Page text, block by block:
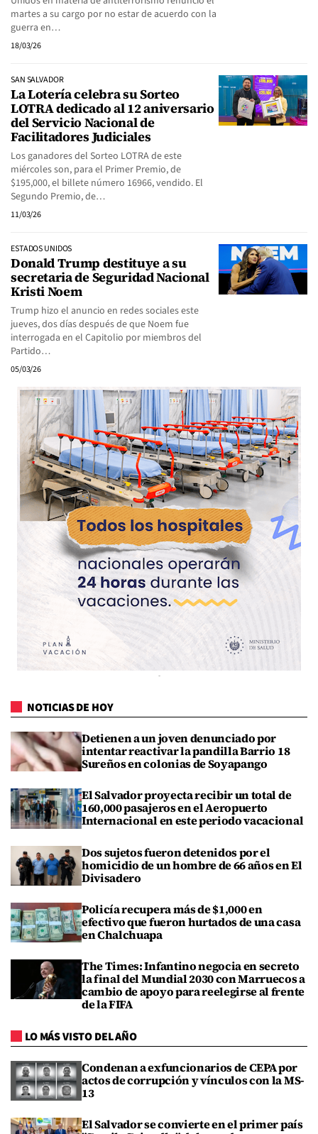
martes a su cargo por no estar de acuerdo con la
guerra en…
18/03/26
SAN SALVADOR
La Lotería celebra su Sorteo
LOTRA dedicado al 12 aniversario
del Servicio Nacional de
Facilitadores Judiciales
Los ganadores del Sorteo LOTRA de este
miércoles son, para el Primer Premio, de
$195,000, el billete número 16966, vendido. El
Segundo Premio, de…
11/03/26
ESTADOS UNIDOS
Donald Trump destituye a su
secretaria de Seguridad Nacional
Kristi Noem
Trump hizo el anuncio en redes sociales este
jueves, dos días después de que Noem fue
interrogada en el Capitolio por miembros del
Partido…
05/03/26
NOTICIAS DE HOY
Detienen a un joven denunciado por
intentar reactivar la pandilla Barrio 18
Sureños en colonias de Soyapango
El Salvador proyecta recibir un total de
160,000 pasajeros en el Aeropuerto
Internacional en este periodo vacacional
Dos sujetos fueron detenidos por el
homicidio de un hombre de 66 años en El
Divisadero
Policía recupera más de $1,000 en
efectivo que fueron hurtados de una casa
en Chalchuapa
The Times: Infantino negocia en secreto
la final del Mundial 2030 con Marruecos a
cambio de apoyo para reelegirse al frente
de la FIFA
LO MÁS VISTO DEL AÑO
Condenan a exfuncionarios de CEPA por
actos de corrupción y vínculos con la MS-
13
El Salvador se convierte en el primer país